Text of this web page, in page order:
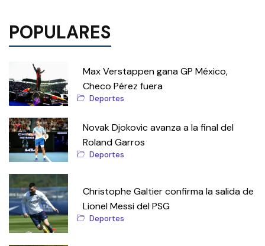
POPULARES
Max Verstappen gana GP México,
Checo Pérez fuera
Deportes
Novak Djokovic avanza a la final del
Roland Garros
Deportes
Christophe Galtier confirma la salida de
Lionel Messi del PSG
Deportes